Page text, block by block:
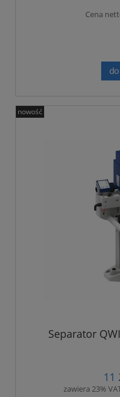
Cena
Separator
11
zawiera 23%
nowość